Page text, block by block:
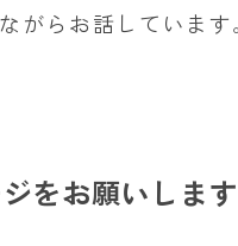
がらお話していま
をお願いします